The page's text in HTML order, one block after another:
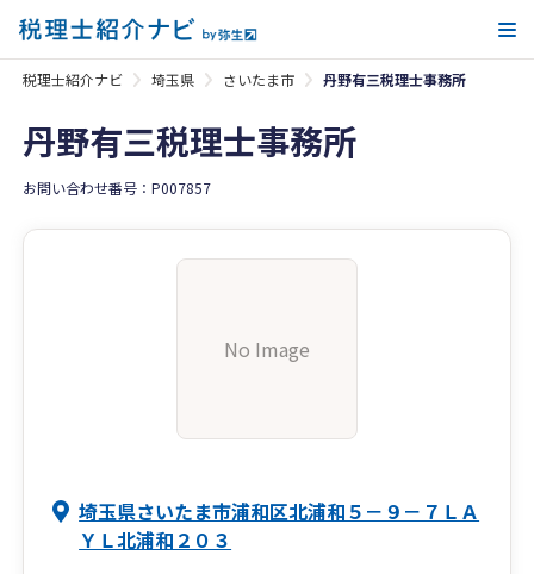
税理士紹介ナビ 埼玉県 さいたま市 丹野有三税理士事務所
丹野有三税理士事務所
お問い合わせ番号：P007857
No Image
埼玉県さいたま市浦和区北浦和５－９－７ＬＡ
ＹＬ北浦和２０３